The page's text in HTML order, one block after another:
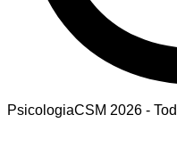
PsicologiaCSM 2026 -